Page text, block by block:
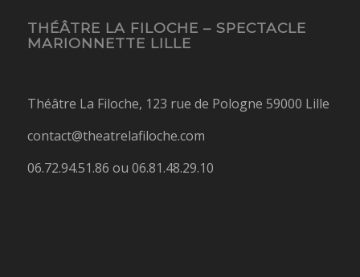
THÉÂTRE LA FILOCHE – SPECTACLE
MARIONNETTE LILLE
Théâtre La Filoche, 123 rue de Pologne 59000 Lille
contact@theatrelafiloche.com
06.72.94.51.86 ou 06.81.48.29.10